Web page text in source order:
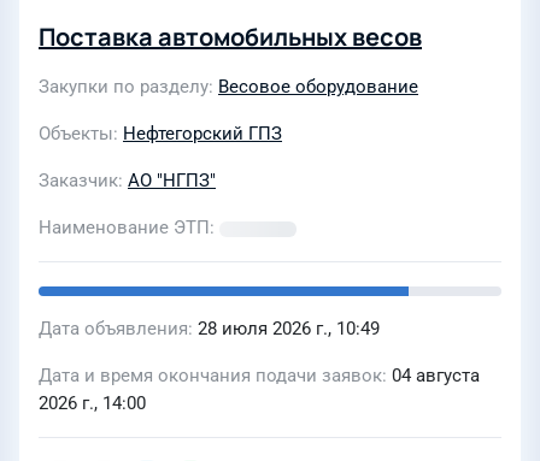
Поставка автомобильных весов
Закупки по разделу Весовое оборудование
Объекты Нефтегорский ГПЗ
Заказчик АО "НГПЗ"
Наименование ЭТП
Дата объявления 28 июля 2026 г., 10:49
Дата и время окончания подачи заявок 04 августа
2026 г., 14:00